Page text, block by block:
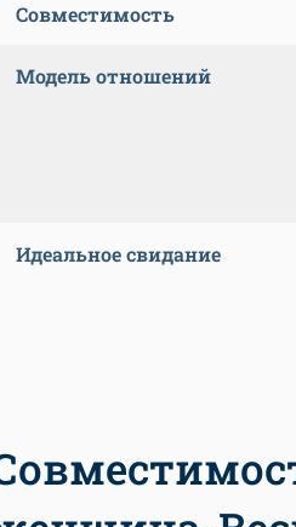
Совместимость
Модель отношений
Идеальное свидание